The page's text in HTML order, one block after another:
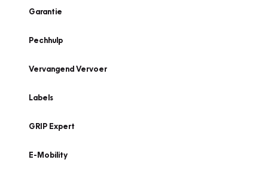
Garantie
Pechhulp
Vervangend Vervoer
Labels
GRIP Expert
E-Mobility